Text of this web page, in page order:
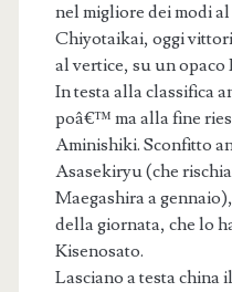
nel migliore dei modi
Chiyotaikai, oggi
al vertice, su un
In testa alla classifica
poâ€™ ma alla fine
Aminishiki. Sconfitto
Asasekiryu (che
Maegashira a
della giornata, che lo
Kisenosato.
Lasciano a testa china